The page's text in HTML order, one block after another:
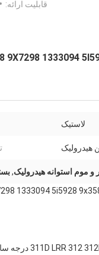
قابلیت ارائه:
9X7298
لاستیک
هیدرولیک
موم استوانه هیدرولیک,
9x7298 1333094
311D LRR312